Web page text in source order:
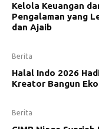
Kelola Keuangan
Pengalaman yang
dan Ajaib
Berita
Halal Indo 2026
Kreator Bangun
Berita